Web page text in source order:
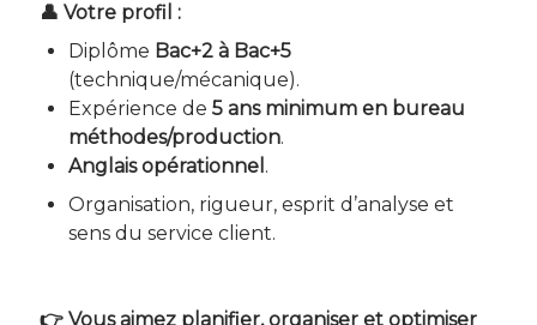
👤 Votre profil :
Diplôme Bac+2 à Bac+5
(technique/mécanique).
Expérience de 5 ans minimum en bureau
méthodes/production.
Anglais opérationnel .
Organisation, rigueur, esprit d’analyse et
sens du service client.
👉 Vous aimez planifier, organiser et optimiser